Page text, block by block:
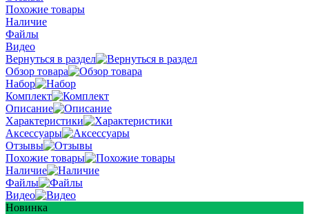
Похожие товары
Наличие
Файлы
Видео
Вернуться в раздел
Обзор товара
Набор
Комплект
Описание
Характеристики
Аксессуары
Отзывы
Похожие товары
Наличие
Файлы
Видео
Новинка